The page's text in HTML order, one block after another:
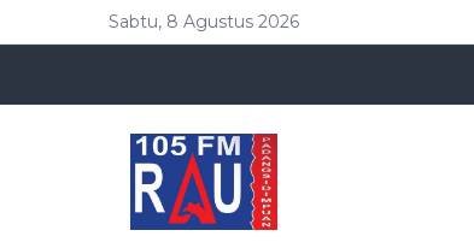
Sabtu, 8 Agustus 2026